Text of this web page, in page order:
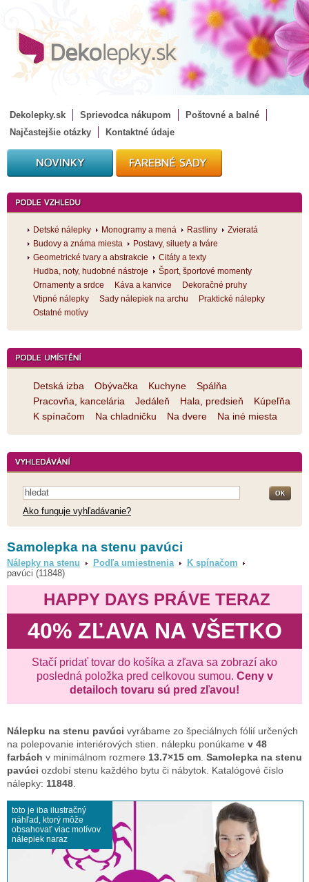
Dekolepky.sk Sprievodca nákupom
Poštovné a balné
Najčastejšie otázky
Kontaktné údaje
Detské nálepky Monogramy a mená Rastliny
Zvieratá
Budovy a známa miesta
Postavy, siluety a tváre
Geometrické tvary a abstrakcie
Citáty a texty
Hudba, noty, hudobné nástroje
Šport, športové momenty
Ornamenty a srdce
Káva a kanvice
Dekoračné pruhy
Vtipné nálepky
Sady nálepiek na archu
Praktické nálepky
Ostatné motívy
Detská izba Obývačka Kuchyne
Spálňa
Pracovňa, kancelária
Jedáleň Hala, predsieň
Kúpeľňa
K spínačom
Na chladničku Na dvere Na iné miesta
Ako funguje vyhľadávanie?
Samolepka na stenu pavúci
Nálepky na stenu Podľa umiestnenia
K spínačom
pavúci (11848)
HAPPY DAYS PRÁVE TERAZ
40% ZĽAVA NA VŠETKO
Stačí pridať tovar do košíka a zľava sa zobrazí ako
posledná položka pred celkovou sumou. Ceny v
detailoch tovaru sú pred zľavou!
Nálepku na stenu pavúci vyrábame zo špeciálnych fólií určených
na polepovanie interiérových stien. nálepku ponúkame v 48
farbách v minimálnom rozmere 13.7×15 cm Samolepka na stenu
pavúci ozdobí stenu každého bytu či nábytok. Katalógové číslo
nálepky: 11848
toto je iba ilustračný
náhľad, ktorý môže
obsahovať viac motívov
nálepiek naraz